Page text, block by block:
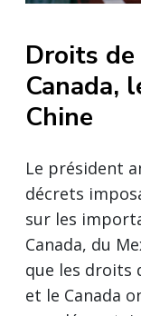
Droits
Canada,
Chine
Le président
décrets
sur les
Canada, du
que les droits
et le Canada